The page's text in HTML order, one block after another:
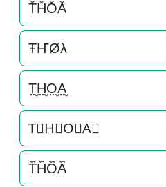
T̆H̆ŎĂ
ŦҤØλ
T̤̮H̤̮O̤̮A̤̮
T⃘H⃘O⃘A⃘
T᷈H᷈O᷈A᷈